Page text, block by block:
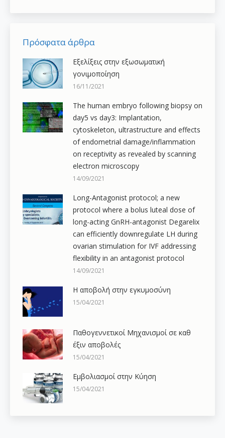
Πρόσφατα άρθρα
Εξελίξεις στην εξωσωματική
γονιμοποίηση
16/11/2021
The human embryo following biopsy on
day5 vs day3: Implantation,
cytoskeleton, ultrastructure and effects
of endometrial damage/inflammation
on receptivity as revealed by scanning
electron microscopy
14/09/2021
Long-Antagonist protocol; a new
protocol where a bolus luteal dose of
long-acting GnRH-antagonist Degarelix
can efficiently downregulate LH during
ovarian stimulation for IVF addressing
flexibility in an antagonist protocol
14/09/2021
Η αποβολή στην εγκυμοσύνη
15/04/2021
Παθογεννετικοί Μηχανισμοί σε καθ
έξιν αποβολές
15/04/2021
Εμβολιασμοί στην Κύηση
15/04/2021